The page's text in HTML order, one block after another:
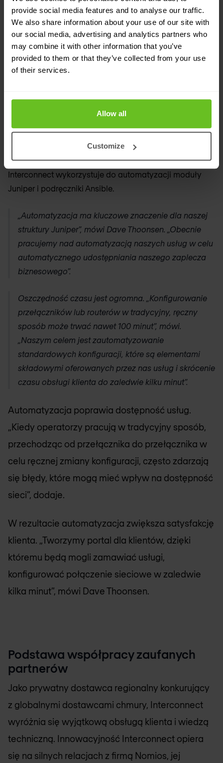
provide social media features and to analyse our traffic.
We also share information about your use of our site with
our social media, advertising and analytics partners who
may combine it with other information that you’ve
provided to them or that they’ve collected from your use
of their services.
Allow all
Customize
związanych z utrzymaniem i skróciła czas
wprowadzania nowych usług na rynek oraz
wdrażania nowych klientów.
System operacyjny Juniper Networks Junos™, który
firmy. System operacyjny Junos łatwo integruje się ze
środowiskami DevOps i oferuje programowalność,
obsługę skryptów, otwarte interfejsy programowania
aplikacji oraz wsparcie dla struktur automatyzacji.
Interconnect wykorzystuje do automatyzacji moduły
Juniper i podręczniki Ansible.
„Automatyzacja ma kluczowe znaczenie dla naszej
struktury Juniper”, mówi Dave Thoonsen. „Obecnie
pracujemy nad automatyzacją naszych usług w celu
automatycznego udostępniania naszego zaplecza
biznesowego”.
Oszczędność czasu jest ogromna. „Konfigurowanie
przełączników lub routerów w tradycyjny, ręczny
sposób może trwać nawet 100 minut”, mówi.
„Naszym celem jest zautomatyzowanie
standardowych konfiguracji, które są elementami
składowymi oferowanych przez nas usług i skrócenie
czasu obsługi klienta do zaledwie kilku minut”.
Automatyzacja poprawia dostępność usług.
„Kiedy operatorzy pracują w tradycyjny sposób,
przechodząc od przełącznika do przełącznika w
celu ręcznej zmiany konfiguracji, często zdarzają
się błędy, które mogą mieć wpływ na dostępność
sieci”, dodaje.
W rezultacie automatyzacja zwiększa satysfakcję
klienta. „Tworzymy portal dla klientów, dzięki
któremu będą mogli zamawiać usługi,
konfigurować połączenie sieciowe w zaledwie
kilka minut”, mówi Dave Thoonsen.
Podstawa współpracy zaufanych
partnerów
Jako prywatny dostawca regionalny konkurujący
z globalnymi dostawcami chmury, Interconnect
wyróżnia się wyjątkową obsługą klienta i wiedzą
techniczną. Innowacyjność Interconnect opiera
się na silnych relacjach z firmą Nomios, jej